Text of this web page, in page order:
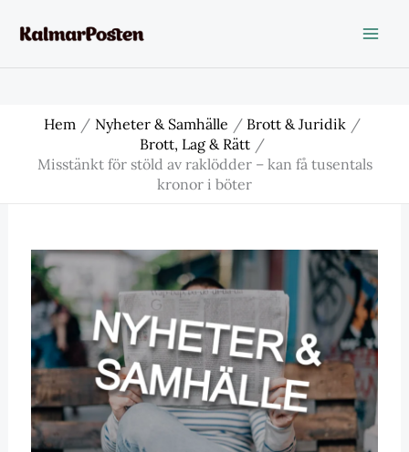
Hem Nyheter & Samhälle
Brott & Juridik
Brott, Lag & Rätt
Misstänkt för stöld av raklödder – kan få tusentals
kronor i böter